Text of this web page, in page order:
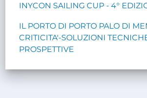
INYCON SAILING CUP - 4°
IL PORTO DI PORTO PALO DI
CRITICITA'-SOLUZIONI
PROSPETTIVE